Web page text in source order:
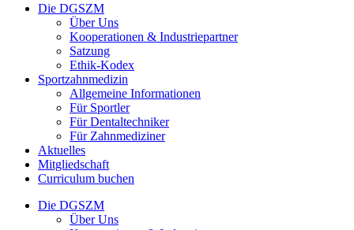
Die DGSZM
Über Uns
Kooperationen & Industriepartner
Satzung
Ethik-Kodex
Sportzahnmedizin
Allgemeine Informationen
Für Sportler
Für Dentaltechniker
Für Zahnmediziner
Aktuelles
Mitgliedschaft
Curriculum buchen
Die DGSZM
Über Uns